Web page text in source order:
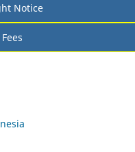
Notice